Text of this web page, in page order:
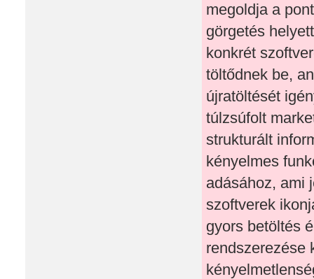
megoldja a
görgetés
konkrét
töltődnek be,
újratöltését
túlzsúfolt
strukturált
kényelmes
adásához, ami
szoftverek
gyors betöltés
rendszerezése